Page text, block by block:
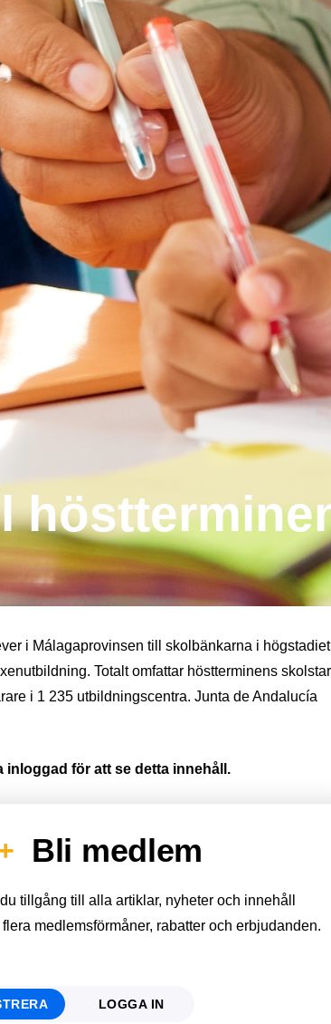
i Málagaprovinsen till skolbänkarna i
Totalt omfattar höstterminens
i 1 235 utbildningscentra. Junta de Andalucía
inloggad för att se detta innehåll.
Bli medlem
tillgång till alla artiklar, nyheter och innehåll
medlemsförmåner, rabatter och erbjudanden.
LOGGA IN